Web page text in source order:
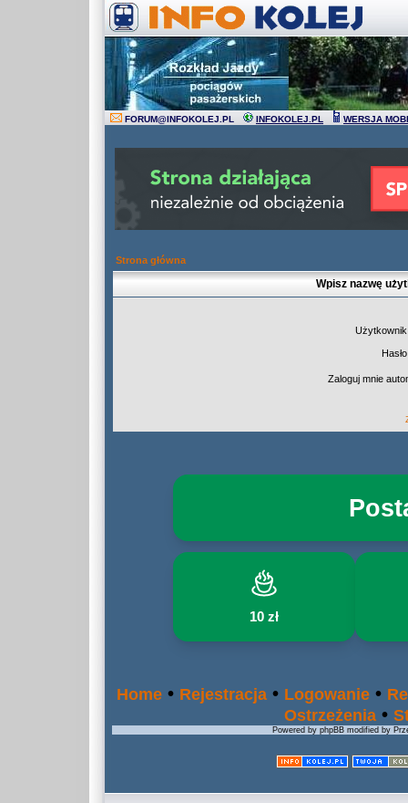
FORUM@INFOKOLEJ.PL INFOKOLEJ.PL WERSJA
Strona główna
Wpisz nazwę
Zaloguj mnie
10 zł
Home • Rejestracja • Logowanie •
Ostrzeżenia •
Powered by phpBB modified by